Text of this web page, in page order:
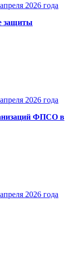
2026 года
защиты
2026 года
ФПСО в
2026 года